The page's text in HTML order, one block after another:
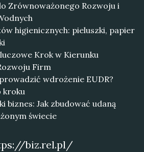
Zrównoważonego Rozwoju i
higienicznych: pieluszki, papier
Krok w Kierunku
Firm
wdrożenie EUDR?
kroku
biznes: Jak zbudować udaną
świecie
biz.rel.pl/